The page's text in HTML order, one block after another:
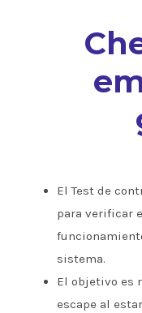
El Test de
para verificar
sistema.
El objetivo es
escape al